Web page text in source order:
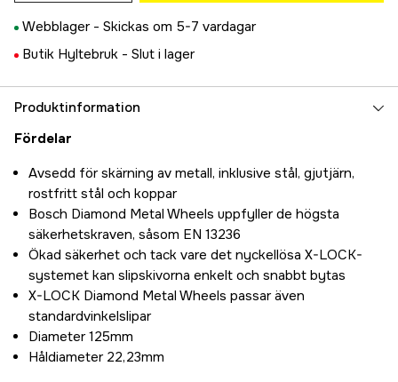
Webblager - Skickas om 5-7 vardagar
Butik Hyltebruk - Slut i lager
Produktinformation
Fördelar
Avsedd för skärning av metall, inklusive stål, gjutjärn,
rostfritt stål och koppar
Bosch Diamond Metal Wheels uppfyller de högsta
säkerhetskraven, såsom EN 13236
Ökad säkerhet och tack vare det nyckellösa X-LOCK-
systemet kan slipskivorna enkelt och snabbt bytas
X-LOCK Diamond Metal Wheels passar även
standardvinkelslipar
Diameter 125mm
Håldiameter 22,23mm